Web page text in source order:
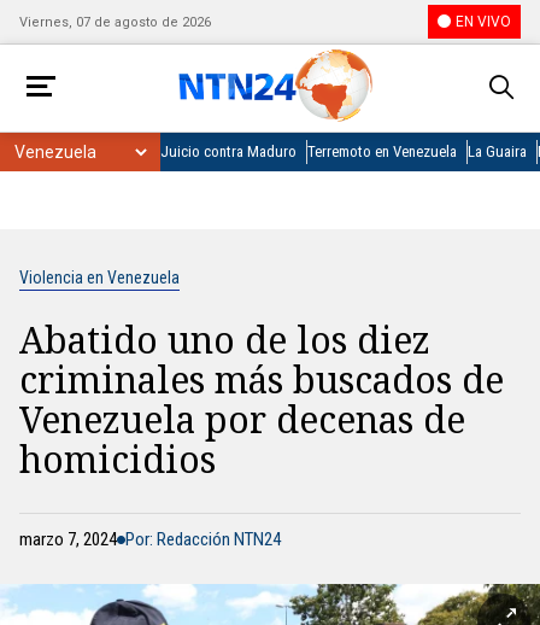
Viernes, 07 de agosto de 2026 EN VIVO
Juicio contra Maduro Terremoto en Venezuela La Guaira
Violencia en Venezuela
Abatido uno de los diez
criminales más buscados de
Venezuela por decenas de
homicidios
marzo 7, 2024 Por: Redacción NTN24